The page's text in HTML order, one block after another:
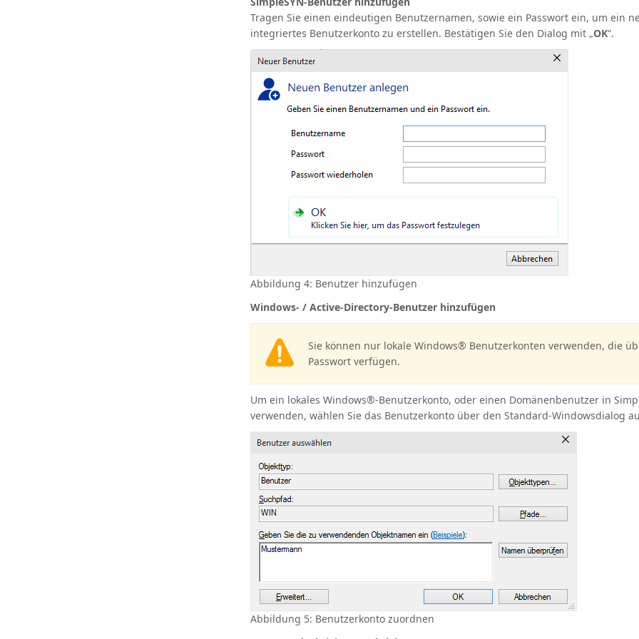
Tragen Sie einen eindeutigen Benutzernamen, sowie ein Passwort ein, um ein
integriertes Benutzerkonto zu erstellen. Bestätigen Sie den Dialog mit „OK“.
Abbildung 4: Benutzer hinzufügen
Windows- / Active-Directory-Benutzer hinzufügen
Sie können nur lokale Windows® Benutzerkonten verwenden, die
Passwort verfügen.
Um ein lokales Windows®-Benutzerkonto, oder einen Domänenbenutzer in
verwenden, wählen Sie das Benutzerkonto über den Standard-Windowsdialog
Abbildung 5: Benutzerkonto zuordnen